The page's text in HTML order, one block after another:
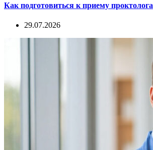
Как подготовиться к приему проктолога
29.07.2026